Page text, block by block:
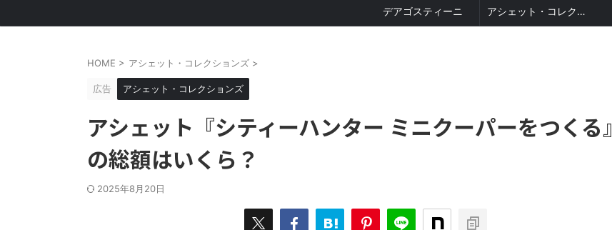
デアゴスティーニ アシェット・コレクションズ
HOME > アシェット・コレクションズ >
広告 アシェット・コレクションズ
アシェット『シティーハンター ミニクーパーをつくる』
の総額はいくら？
2025年8月20日